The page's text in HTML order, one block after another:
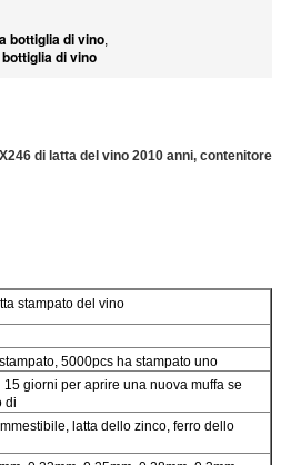
bottiglia di vino,
di vino
di latta del vino 2010 anni, contenitore
stampato del vino
5000pcs ha stampato uno
giorni per aprire una nuova muffa se
di
latta dello zinco, ferro dello